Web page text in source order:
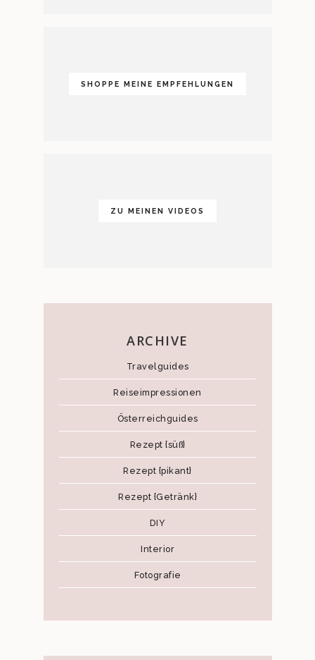
SHOPPE MEINE EMPFEHLUNGEN
ZU MEINEN VIDEOS
ARCHIVE
Travelguides
Reiseimpressionen
Österreichguides
Rezept {süß}
Rezept {pikant}
Rezept {Getränk}
DIY
Interior
Fotografie